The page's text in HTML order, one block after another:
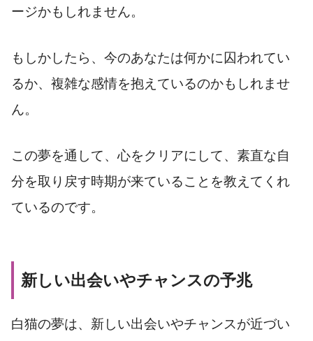
ージかもしれません。
もしかしたら、今のあなたは何かに囚われてい
るか、複雑な感情を抱えているのかもしれませ
ん。
この夢を通して、心をクリアにして、素直な自
分を取り戻す時期が来ていることを教えてくれ
ているのです。
新しい出会いやチャンスの予兆
白猫の夢は、新しい出会いやチャンスが近づい